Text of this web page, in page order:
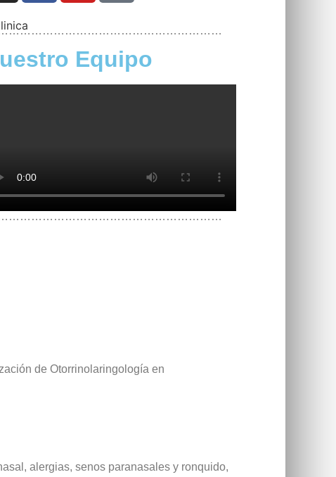
Equipo
de Otorrinolaringología en
alergias, senos paranasales y ronquido,